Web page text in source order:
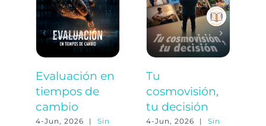
Evaluación en
tiempos de
cambio
4-Jun, 2026 |
Sin
Tu
cosmovisión,
tu decisión
4-Jun, 2026 |
Sin